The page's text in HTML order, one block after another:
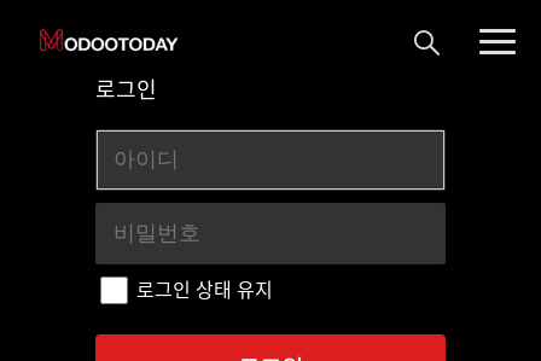
로그인
로그인 상태 유지